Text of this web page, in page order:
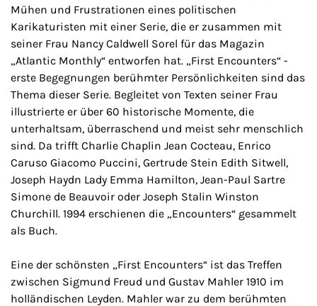
Mühen und Frustrationen eines politischen
Karikaturisten mit einer Serie, die er zusammen mit
seiner Frau Nancy Caldwell Sorel für das Magazin
„Atlantic Monthly“ entworfen hat. „First Encounters“ -
erste Begegnungen berühmter Persönlichkeiten sind das
Thema dieser Serie. Begleitet von Texten seiner Frau
illustrierte er über 60 historische Momente, die
unterhaltsam, überraschend und meist sehr menschlich
sind. Da trifft Charlie Chaplin Jean Cocteau, Enrico
Caruso Giacomo Puccini, Gertrude Stein Edith Sitwell,
Joseph Haydn Lady Emma Hamilton, Jean-Paul Sartre
Simone de Beauvoir oder Joseph Stalin Winston
Churchill. 1994 erschienen die „Encounters“ gesammelt
als Buch.
Eine der schönsten „First Encounters“ ist das Treffen
zwischen Sigmund Freud und Gustav Mahler 1910 im
holländischen Leyden. Mahler war zu dem berühmten